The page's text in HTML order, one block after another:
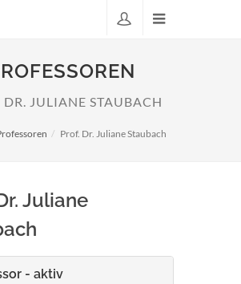
DR. JULIANE STAUBACH
Prof. Dr. Juliane Staubach
Juliane
- aktiv